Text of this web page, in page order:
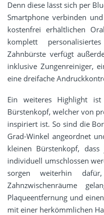
Denn diese lässt sich per
Smartphone verbinden
kostenfrei erhältlichen
komplett
Zahnbürste verfügt
inklusive Zungenreiniger,
eine dreifache
Ein weiteres Highlight ist
Bürstenkopf, welcher von
inspiriert ist. So sind die
Grad-Winkel angeordnet
kleinen Bürstenkopf,
individuell umschlossen
sorgen weiterhin
Zahnzwischenräume
Plaqueentfernung und
mit einer herkömmlichen